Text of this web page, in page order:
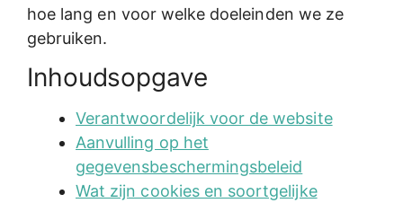
hoe lang en voor welke doeleinden we ze
gebruiken.
Inhoudsopgave
Verantwoordelijk voor de website
Aanvulling op het
gegevensbeschermingsbeleid
Wat zijn cookies en soortgelijke